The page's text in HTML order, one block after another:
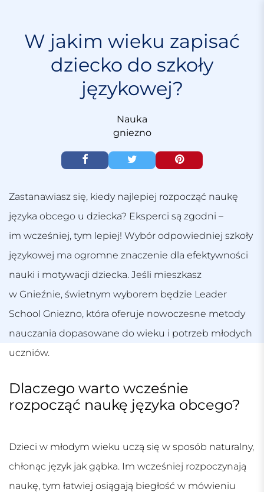
W jakim wieku zapisać
dziecko do szkoły
językowej?
Nauka
gniezno
Zastanawiasz się, kiedy najlepiej rozpocząć naukę
języka obcego u dziecka? Eksperci są zgodni –
im wcześniej, tym lepiej! Wybór odpowiedniej szkoły
językowej ma ogromne znaczenie dla efektywności
nauki i motywacji dziecka. Jeśli mieszkasz
w Gnieźnie, świetnym wyborem będzie Leader
School Gniezno, która oferuje nowoczesne metody
nauczania dopasowane do wieku i potrzeb młodych
uczniów.
Dlaczego warto wcześnie
rozpocząć naukę języka obcego?
Dzieci w młodym wieku uczą się w sposób naturalny,
chłonąc język jak gąbka. Im wcześniej rozpoczynają
naukę, tym łatwiej osiągają biegłość w mówieniu